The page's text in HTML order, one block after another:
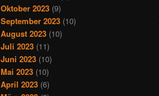
Oktober 2023 (9)
September 2023 (10)
August 2023 (10)
Juli 2023 (11)
Juni 2023 (10)
Mai 2023 (10)
April 2023 (6)